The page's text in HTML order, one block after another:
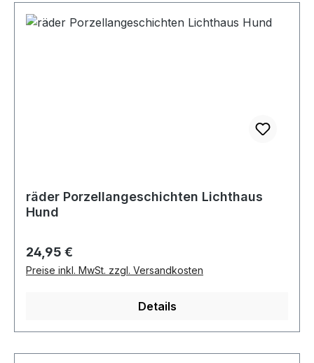
räder Porzellangeschichten Lichthaus
Hund
Regulärer Preis:
24,95 €
Preise inkl. MwSt. zzgl. Versandkosten
Details